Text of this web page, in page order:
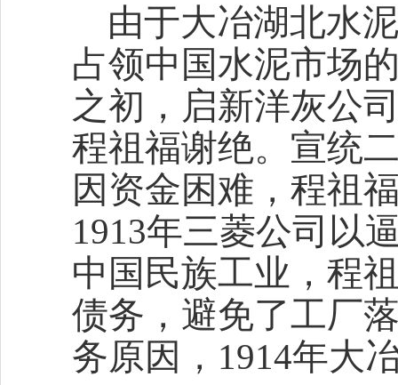
由于大冶湖北水
占领中国水泥市场
之初，启新洋灰公
程祖福谢绝。宣统
因资金困难，程祖
1913年三菱公司以
中国民族工业，程
债务，避免了工厂
务原因，1914年大